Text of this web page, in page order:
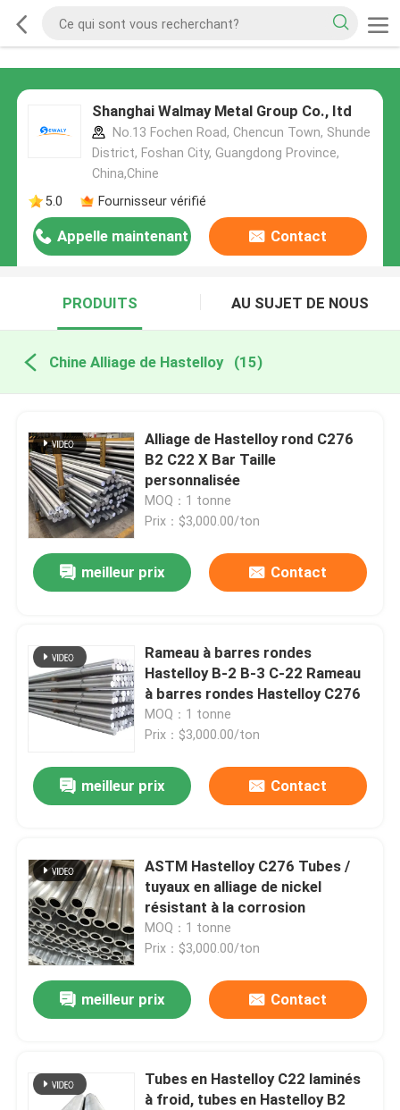
Shanghai Walmay Metal Group Co., Itd
No.13 Fochen Road, Chencun Town, Shunde
District, Foshan City, Guangdong Province,
China,Chine
5.0
Fournisseur vérifié
Appelle maintenant Contact
PRODUITS AU SUJET DE NOUS
Chine Alliage de Hastelloy (15)
Alliage de Hastelloy rond C276
B2 C22 X Bar Taille
personnalisée
MOQ：1 tonne
Prix：$3,000.00/ton
meilleur prix Contact
Rameau à barres rondes
Hastelloy B-2 B-3 C-22 Rameau
à barres rondes Hastelloy C276
MOQ：1 tonne
Prix：$3,000.00/ton
meilleur prix Contact
ASTM Hastelloy C276 Tubes /
tuyaux en alliage de nickel
résistant à la corrosion
MOQ：1 tonne
Prix：$3,000.00/ton
meilleur prix Contact
Tubes en Hastelloy C22 laminés
à froid, tubes en Hastelloy B2